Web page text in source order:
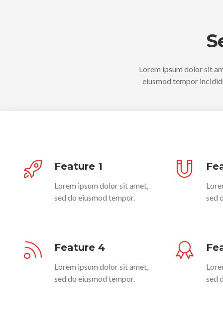
Lorem ipsum dolor sit
eiusmod tempor
Feature 1
Lorem ipsum dolor sit amet,
sed do eiusmod tempor.
sed
Feature 4
Lorem ipsum dolor sit amet,
sed do eiusmod tempor.
sed